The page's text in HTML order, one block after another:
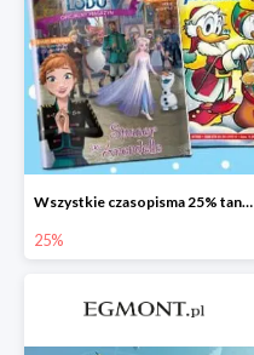
Wszystkie czasopisma 25% taniej
25%